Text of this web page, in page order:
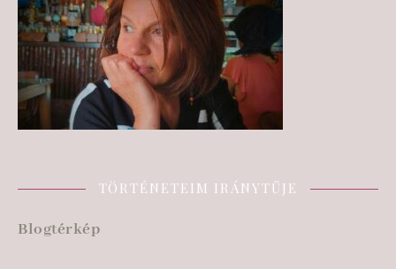
TÖRTÉNETEIM IRÁNYTŰJE
Blogtérkép